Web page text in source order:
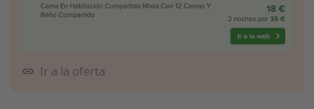
Ir a la oferta